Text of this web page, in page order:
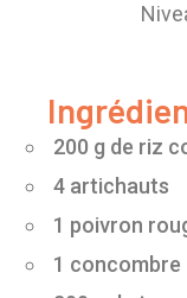
200 g de riz
4 artichauts
1 poivron
1 concombre